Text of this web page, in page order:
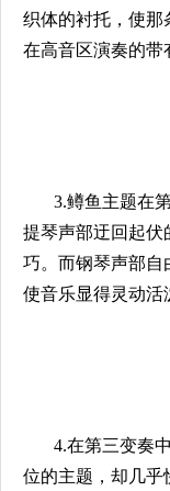
织体的衬托，使那
在高音区演奏的带
3.鳟鱼主题在
提琴声部迂回起伏
巧。而钢琴声部自
使音乐显得灵动活
4.在第三变奏
位的主题，却几乎